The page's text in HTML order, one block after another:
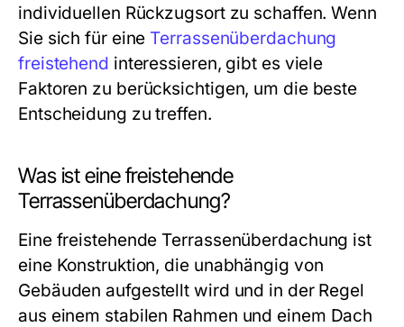
individuellen Rückzugsort zu schaffen. Wenn
Sie sich für eine Terrassenüberdachung
freistehend interessieren, gibt es viele
Faktoren zu berücksichtigen, um die beste
Entscheidung zu treffen.
Was ist eine freistehende
Terrassenüberdachung?
Eine freistehende Terrassenüberdachung ist
eine Konstruktion, die unabhängig von
Gebäuden aufgestellt wird und in der Regel
aus einem stabilen Rahmen und einem Dach